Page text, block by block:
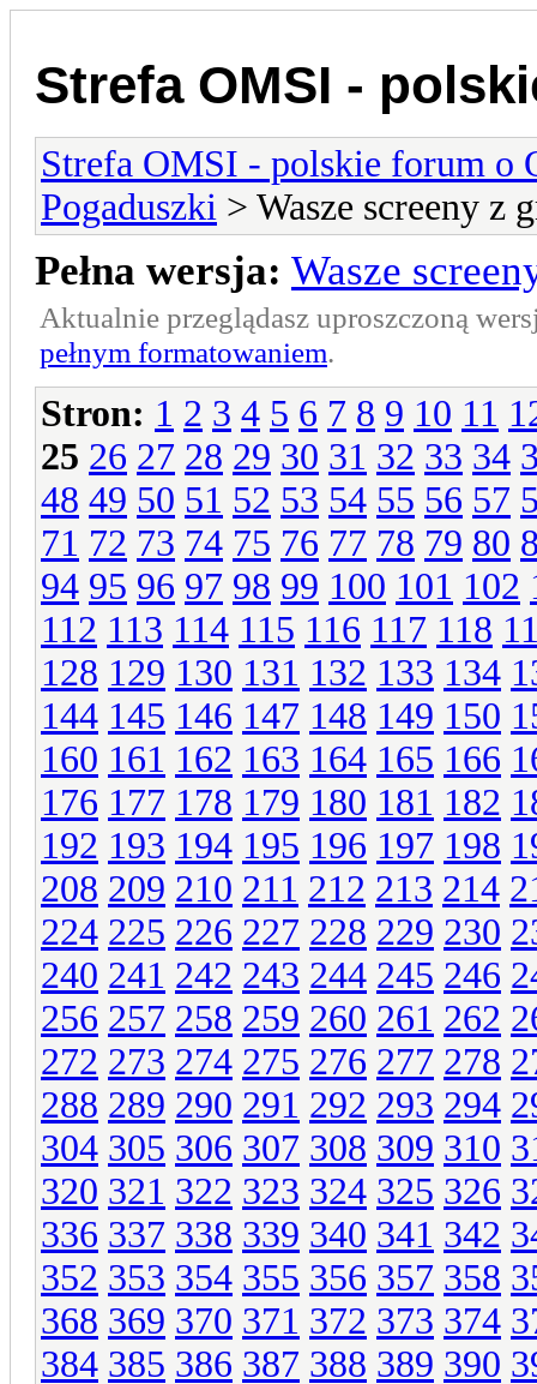
Strefa OMSI -
Strefa OMSI - polskie forum o
Pogaduszki > Wasze screeny z
Pełna wersja: Wasze
Aktualnie przeglądasz uproszczoną
pełnym formatowaniem.
Stron: 1 2 3 4 5 6 7 8 9 10 11
25 26 27 28 29 30 31 32 33 34
48 49 50 51 52 53 54 55 56 57
71 72 73 74 75 76 77 78 79 80
94 95 96 97 98 99 100 101 102
112 113 114 115 116 117 118
128 129 130 131 132 133 134
144 145 146 147 148 149 150
160 161 162 163 164 165 166
176 177 178 179 180 181 182
192 193 194 195 196 197 198
208 209 210 211 212 213 214
224 225 226 227 228 229 230
240 241 242 243 244 245 246
256 257 258 259 260 261 262
272 273 274 275 276 277 278
288 289 290 291 292 293 294
304 305 306 307 308 309 310
320 321 322 323 324 325 326
336 337 338 339 340 341 342
352 353 354 355 356 357 358
368 369 370 371 372 373 374
384 385 386 387 388 389 390